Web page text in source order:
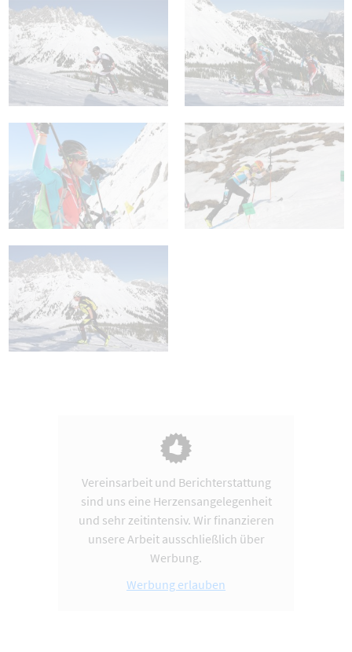
Vereinsarbeit und Berichterstattung
sind uns eine Herzensangelegenheit
und sehr zeitintensiv. Wir finanzieren
unsere Arbeit ausschließlich über
Werbung.
Werbung erlauben